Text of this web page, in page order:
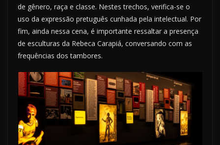
de gênero, raça e classe. Nestes trechos, verifica-se o
uso da expressão pretuguês cunhada pela intelectual. Por
fim, ainda nessa cena, é importante ressaltar a presença
de esculturas da Rebeca Carapiá, conversando com as
frequências dos tambores.